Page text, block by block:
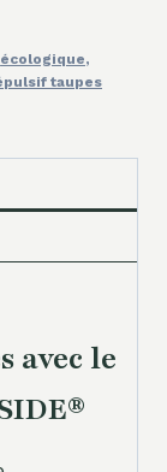
écologique,
taupes
avec le